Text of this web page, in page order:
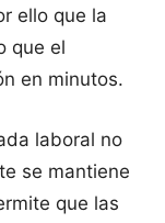
ello que la
que el
en minutos.
laboral no
se mantiene
que las